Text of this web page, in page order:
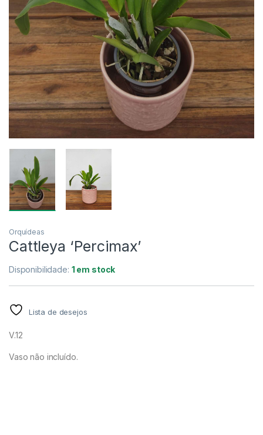
Orquídeas
Cattleya ‘Percimax’
Disponibilidade: 1 em stock
Lista de desejos
V.12
Vaso não incluído.